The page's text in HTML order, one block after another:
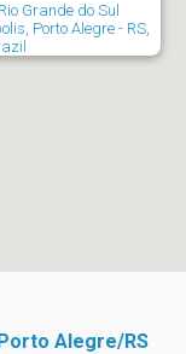
Grande do Sul
Porto Alegre - RS,
Alegre/RS